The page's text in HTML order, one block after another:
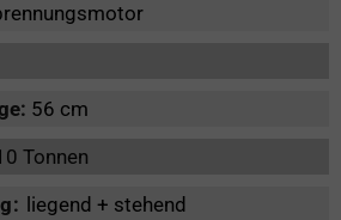
56 cm
Tonnen
liegend + stehend